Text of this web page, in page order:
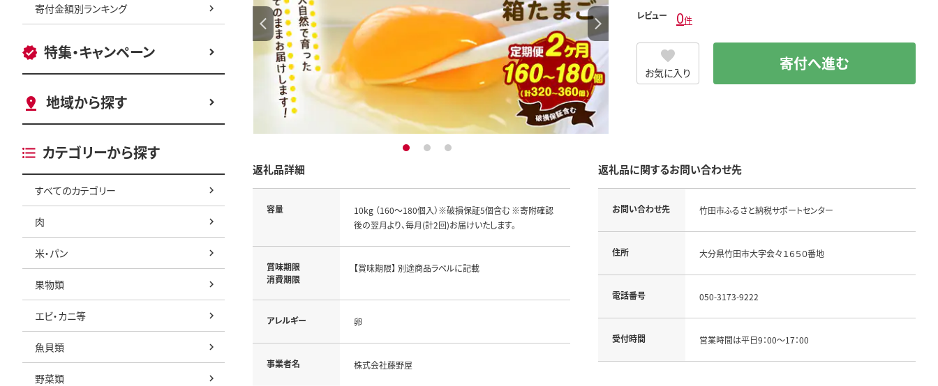
寄付金額別ランキング
特集・キャンペーン
地域から探す
カテゴリーから探す
すべてのカテゴリー
肉
米・パン
果物類
エビ・カニ等
魚貝類
野菜類
1 2 3
レビュー 0件
お気に入り 寄付へ進む
返礼品詳細
容量
10kg （160～180個入）※破損保証5個含む ※寄附確認
後の翌月より、毎月(計2回)お届けいたします。
賞味期限
消費期限
【賞味期限】 別途商品ラベルに記載
アレルギー 卵
事業者名 株式会社藤野屋
返礼品に関するお問い合わせ先
お問い合わせ先 竹田市ふるさと納税サポートセンター
住所 大分県竹田市大字会々１６５０番地
電話番号 050-3173-9222
受付時間 営業時間は平日9：00～17：00